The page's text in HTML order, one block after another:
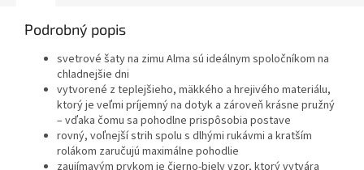
Podrobný popis
svetrové šaty na zimu Alma sú ideálnym spoločníkom na
chladnejšie dni
vytvorené z teplejšieho, mäkkého a hrejivého materiálu,
ktorý je veľmi príjemný na dotyk a zároveň krásne pružný
– vďaka čomu sa pohodlne prispôsobia postave
rovný, voľnejší strih spolu s dlhými rukávmi a kratším
rolákom zaručujú maximálne pohodlie